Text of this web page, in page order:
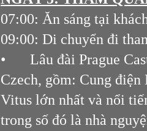
07:00: Ăn sáng tại
09:00: Di chuyển đi
•
Lâu đài Prague
Czech, gồm: Cung
Vitus lớn nhất và nổi
trong số đó là nhà